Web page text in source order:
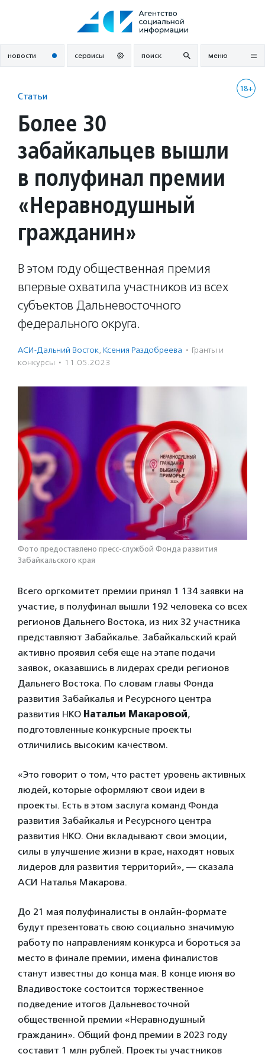
новости сервисы поиск меню
18+
Статьи
Более 30
забайкальцев вышли
в полуфинал премии
«Неравнодушный
гражданин»
В этом году общественная премия
впервые охватила участников из всех
субъектов Дальневосточного
федерального округа.
АСИ-Дальний Восток, Ксения Раздобреева · Гранты и
конкурсы · 11.05.2023
Фото предоставлено пресс-службой Фонда развития
Забайкальского края
Всего оргкомитет премии принял 1 134 заявки на
участие, в полуфинал вышли 192 человека со всех
регионов Дальнего Востока, из них 32 участника
представляют Забайкалье. Забайкальский край
активно проявил себя еще на этапе подачи
заявок, оказавшись в лидерах среди регионов
Дальнего Востока. По словам главы Фонда
развития Забайкалья и Ресурсного центра
развития НКО Натальи Макаровой,
подготовленные конкурсные проекты
отличились высоким качеством.
«Это говорит о том, что растет уровень активных
людей, которые оформляют свои идеи в
проекты. Есть в этом заслуга команд Фонда
развития Забайкалья и Ресурсного центра
развития НКО. Они вкладывают свои эмоции,
силы в улучшение жизни в крае, находят новых
лидеров для развития территорий», — сказала
АСИ Наталья Макарова.
До 21 мая полуфиналисты в онлайн-формате
будут презентовать свою социально значимую
работу по направлениям конкурса и бороться за
место в финале премии, имена финалистов
станут известны до конца мая. В конце июня во
Владивостоке состоится торжественное
подведение итогов Дальневосточной
общественной премии «Неравнодушный
гражданин». Общий фонд премии в 2023 году
составит 1 млн рублей. Проекты участников